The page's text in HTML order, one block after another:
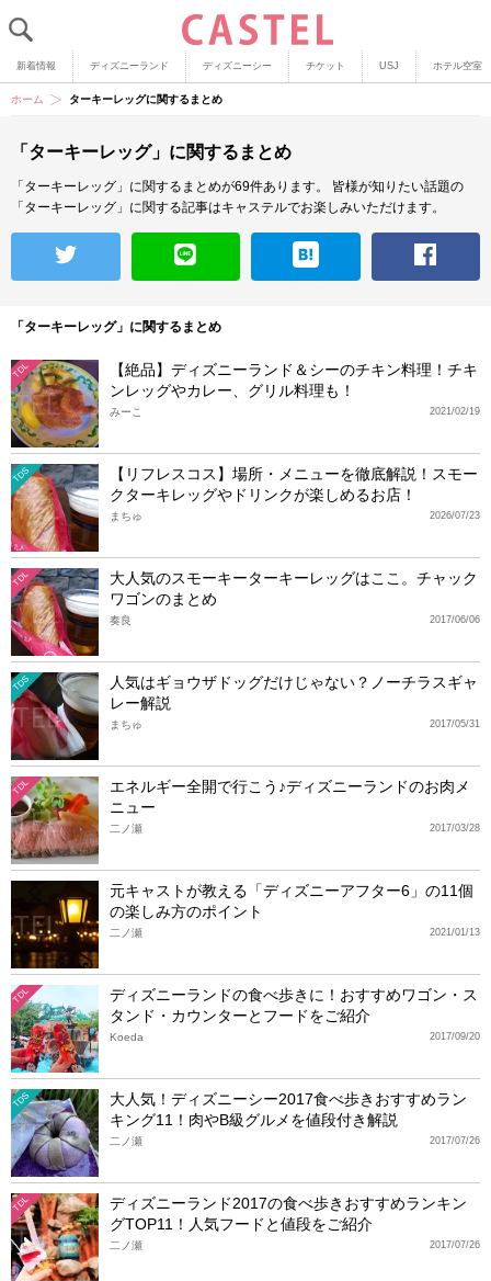
新着情報 ディズニーランド ディズニーシー チケット USJ ホテル空室
ホーム ターキーレッグに関するまとめ
「ターキーレッグ」に関するまとめ
「ターキーレッグ」に関するまとめが69件あります。
皆様が知りたい話題の
「ターキーレッグ」に関する記事はキャステルでお楽しみいただけます。
「ターキーレッグ」に関するまとめ
TDL
【絶品】ディズニーランド＆シーのチキン料理！チキ
ンレッグやカレー、グリル料理も！
2021/02/19
みーこ
TDS
【リフレスコス】場所・メニューを徹底解説！スモー
クターキレッグやドリンクが楽しめるお店！
2026/07/23
まちゅ
TDL
大人気のスモーキーターキーレッグはここ。チャック
ワゴンのまとめ
2017/06/06
奏良
TDS
人気はギョウザドッグだけじゃない？ノーチラスギャ
レー解説
2017/05/31
まちゅ
TDL
エネルギー全開で行こう♪ディズニーランドのお肉メ
ニュー
2017/03/28
二ノ瀬
元キャストが教える「ディズニーアフター6」の11個
の楽しみ方のポイント
2021/01/13
二ノ瀬
TDL
ディズニーランドの食べ歩きに！おすすめワゴン・ス
タンド・カウンターとフードをご紹介
2017/09/20
Koeda
TDS
大人気！ディズニーシー2017食べ歩きおすすめラン
キング11！肉やB級グルメを値段付き解説
2017/07/26
二ノ瀬
TDL
ディズニーランド2017の食べ歩きおすすめランキン
グTOP11！人気フードと値段をご紹介
2017/07/26
二ノ瀬